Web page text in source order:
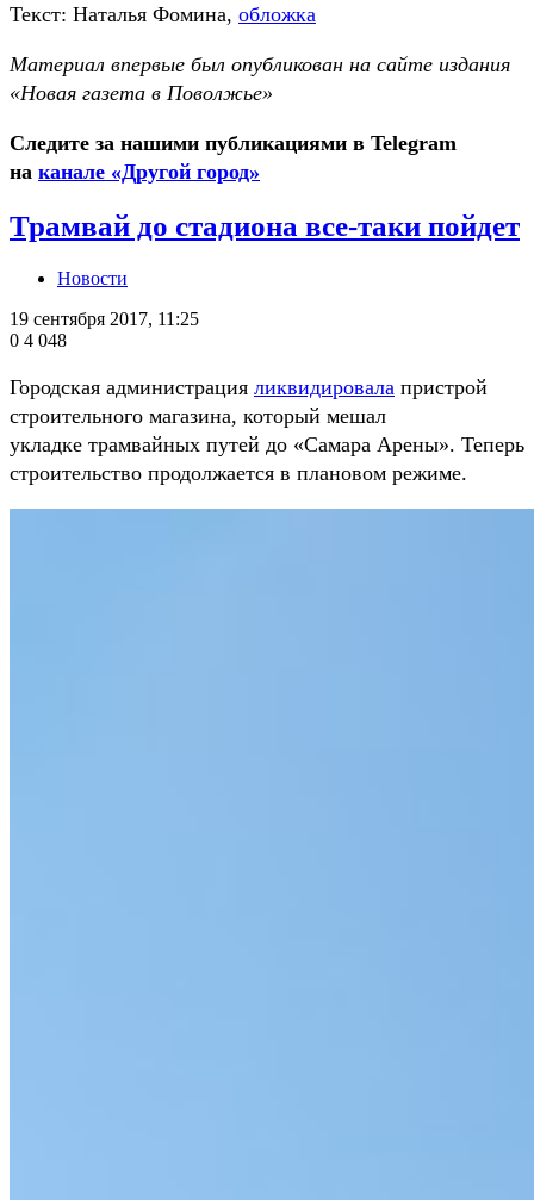
Текст: Наталья Фомина, обложка
Материал впервые был опубликован на сайте издания
«Новая газета в Поволжье»
Следите за нашими публикациями в Telegram
на канале «Другой город»
Трамвай до стадиона все-таки пойдет
Новости
19 сентября 2017, 11:25
0 4 048
Городская администрация ликвидировала пристрой
строительного магазина, который мешал
укладке трамвайных путей до «Самара Арены». Теперь
строительство продолжается в плановом режиме.